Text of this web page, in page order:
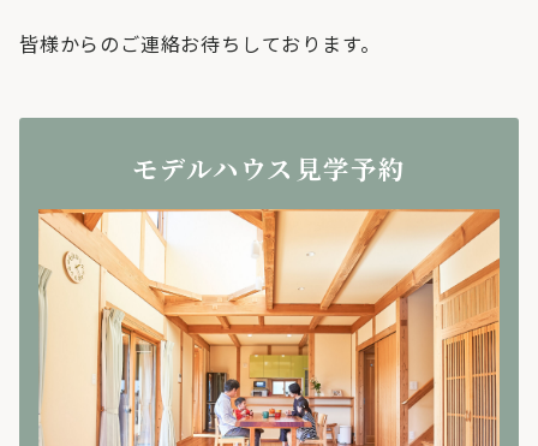
皆様からのご連絡お待ちしております。
モデルハウス見学予約